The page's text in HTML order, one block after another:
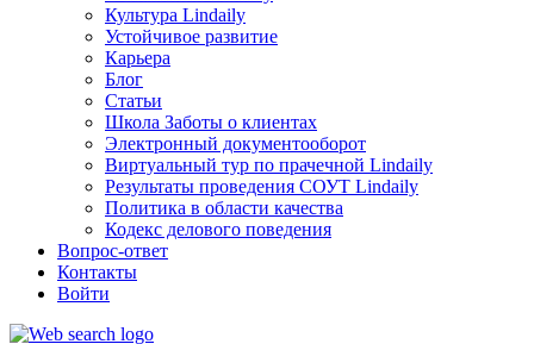
Культура Lindaily
Устойчивое развитие
Карьера
Блог
Статьи
Школа Заботы о клиентах
Электронный документооборот
Виртуальный тур по прачечной Lindaily
Результаты проведения СОУТ Lindaily
Политика в области качества
Кодекс делового поведения
Вопрос-ответ
Контакты
Войти